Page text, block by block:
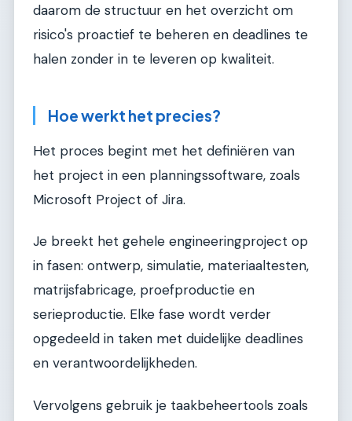
daarom de structuur en het overzicht om
risico's proactief te beheren en deadlines te
halen zonder in te leveren op kwaliteit.
Hoe werkt het precies?
Het proces begint met het definiëren van
het project in een planningssoftware, zoals
Microsoft Project of Jira.
Je breekt het gehele engineeringproject op
in fasen: ontwerp, simulatie, materiaaltesten,
matrijsfabricage, proefproductie en
serieproductie. Elke fase wordt verder
opgedeeld in taken met duidelijke deadlines
en verantwoordelijkheden.
Vervolgens gebruik je taakbeheertools zoals